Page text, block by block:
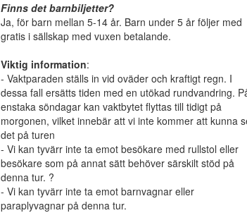
Finns det barnbiljetter?
Ja, för barn mellan 5-14 år. Barn under 5 år följer med
gratis i sällskap med vuxen betalande.
Viktig information:
- Vaktparaden ställs in vid oväder och kraftigt regn. I
dessa fall ersätts tiden med en utökad rundvandring.
enstaka söndagar kan vaktbytet flyttas till tidigt på
morgonen, vilket innebär att vi inte kommer att kunna
det på turen
- Vi kan tyvärr inte ta emot besökare med rullstol eller
besökare som på annat sätt behöver särskilt stöd på
denna tur. ?
- Vi kan tyvärr inte ta emot barnvagnar eller
paraplyvagnar på denna tur.